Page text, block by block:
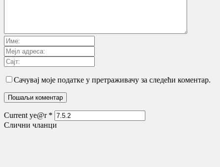
Сачувај моје податке у претраживачу за следећи коментар.
Current ye@r *
Слични чланци